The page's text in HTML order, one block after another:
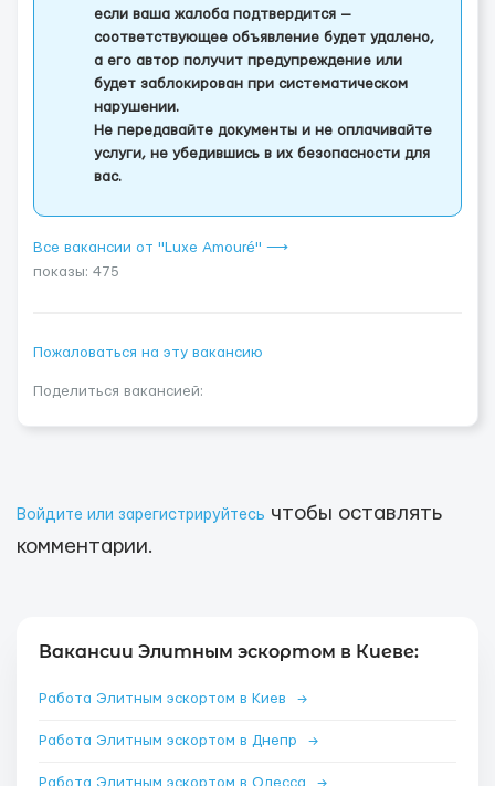
если ваша жалоба подтвердится —
соответствующее объявление будет удалено,
а его автор получит предупреждение или
будет заблокирован при систематическом
нарушении.
Не передавайте документы и не оплачивайте
услуги, не убедившись в их безопасности для
вас.
Все вакансии от "Luxe Amouré" ⟶
показы: 475
Пожаловаться на эту вакансию
Поделиться вакансией:
Войдите или зарегистрируйтесь чтобы оставлять
комментарии.
Вакансии Элитным эскортом в Киеве:
Работа Элитным эскортом в Киев →
Работа Элитным эскортом в Днепр →
Работа Элитным эскортом в Одесса →